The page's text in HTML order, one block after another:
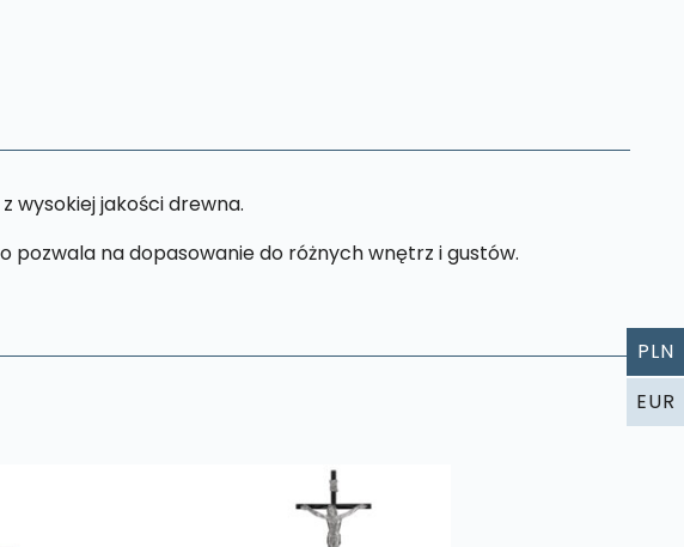
wysokiej jakości drewna.
na dopasowanie do różnych wnętrz i gustów.
PLN
EUR